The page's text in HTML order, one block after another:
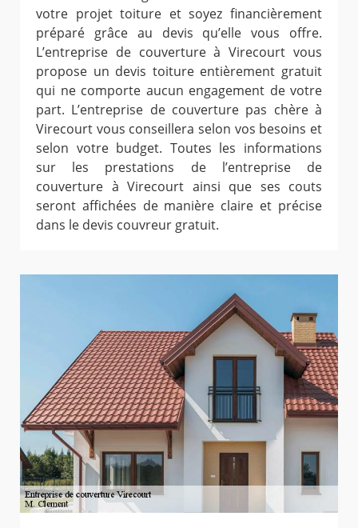
votre projet toiture et soyez financièrement
préparé grâce au devis qu’elle vous offre.
L’entreprise de couverture à Virecourt vous
propose un devis toiture entièrement gratuit
qui ne comporte aucun engagement de votre
part. L’entreprise de couverture pas chère à
Virecourt vous conseillera selon vos besoins et
selon votre budget. Toutes les informations
sur les prestations de l’entreprise de
couverture à Virecourt ainsi que ses couts
seront affichées de manière claire et précise
dans le devis couvreur gratuit.